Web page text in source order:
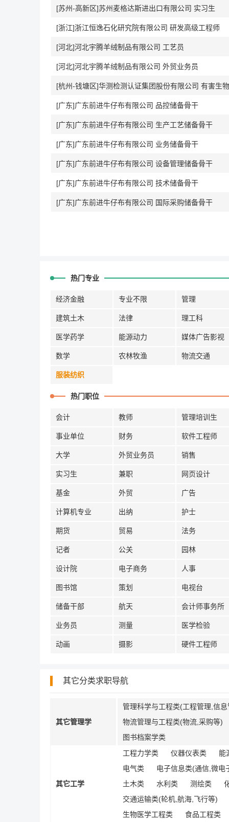
[苏州-高新区]苏州麦格达斯进出口有限公司 实习生
[浙江]浙江恒逸石化研究院有限公司 研发高级工程师
[河北]河北宇腾羊绒制品有限公司 工艺员
[河北]河北宇腾羊绒制品有限公司 外贸业务员
[杭州-钱塘区]华测检测认证集团股份有限公司 有害生
[广东]广东前进牛仔布有限公司 品控储备骨干
[广东]广东前进牛仔布有限公司 生产工艺储备骨干
[广东]广东前进牛仔布有限公司 业务储备骨干
[广东]广东前进牛仔布有限公司 设备管理储备骨干
[广东]广东前进牛仔布有限公司 技术储备骨干
[广东]广东前进牛仔布有限公司 国际采购储备骨干
热门专业
经济金融 专业不限 管理
建筑土木 法律 理工科
医学药学 能源动力 媒体广告影视
数学 农林牧渔 物流交通
服装纺织
热门职位
会计 教师 管理培训生
事业单位 财务 软件工程师
大学 外贸业务员 销售
实习生 兼职 网页设计
基金 外贸 广告
计算机专业 出纳 护士
期货 贸易 法务
记者 公关 园林
设计院 电子商务 人事
图书馆 策划 电视台
储备干部 航天 会计师事务所
业务员 测量 医学检验
动画 摄影 硬件工程师
其它分类求职导航
其它管理学
管理科学与工程类(工程管理,信
物流管理与工程类(物流,采购等)
图书档案学类
其它工学
工程力学类 仪器仪表类
能
电气类
电子信息类(通信,微电
土木类
水利类 测绘类
交通运输类(轮机,航海,飞行等)
生物医学工程类
食品工程类